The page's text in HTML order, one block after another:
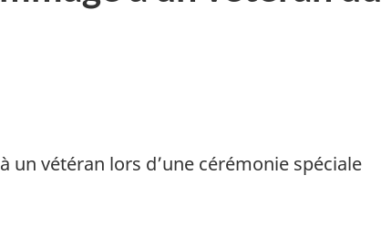
à un vétéran lors d’une cérémonie spéciale